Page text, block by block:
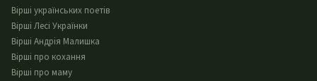
Вірші українських поетів
Вірші Лесі Українки
Вірші Андрія Малишка
Вірші про кохання
Вірші про маму